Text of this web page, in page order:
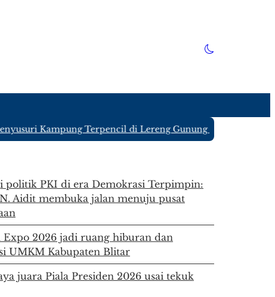
Kampung Terpencil di Lereng Gunung Kawi Blitar
politik PKI di era Demokrasi Terpimpin:
Aidit membuka jalan menuju pusat
Expo 2026 jadi ruang hiburan dan
UMKM Kabupaten Blitar
juara Piala Presiden 2026 usai tekuk